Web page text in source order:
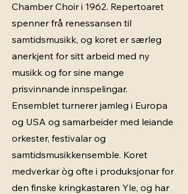
Chamber Choir i 1962. Repertoaret
spenner frå renessansen til
samtidsmusikk, og koret er særleg
anerkjent for sitt arbeid med ny
musikk og for sine mange
prisvinnande innspelingar.
Ensemblet turnerer jamleg i Europa
og USA og samarbeider med leiande
orkester, festivalar og
samtidsmusikkensemble. Koret
medverkar òg ofte i produksjonar for
den finske kringkastaren Yle, og har